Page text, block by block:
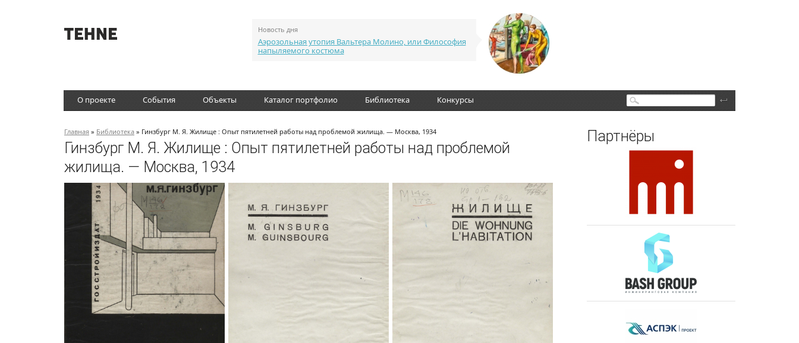
Новость дня
Аэрозольная утопия Вальтера Молино, или Философия
напыляемого костюма
О проекте События Объекты Каталог портфолио Библиотека Конкурсы Поиск
Главная » Библиотека » Гинзбург М. Я. Жилище : Опыт пятилетней работы над проблемой жилища. — Москва, 1934
Гинзбург М. Я. Жилище : Опыт пятилетней работы над проблемой
жилища. — Москва, 1934
Партнёры